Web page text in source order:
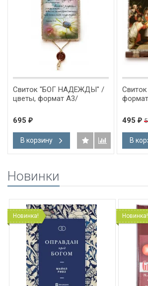
Свиток "БОГ НАДЕЖДЫ" /
цветы, формат А3/
695 ₽
В корзину
495 ₽
В
Новинки
Новинка! Новинка!